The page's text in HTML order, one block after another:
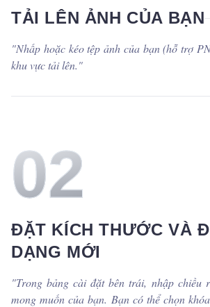
TẢI LÊN ẢNH CỦA BẠN
"Nhấp hoặc kéo tệp ảnh của bạn (hỗ trợ
khu vực tải lên."
02
ĐẶT KÍCH THƯỚC VÀ
DẠNG MỚI
"Trong bảng cài đặt bên trái, nhập chiều
mong muốn của bạn. Bạn có thể chọn